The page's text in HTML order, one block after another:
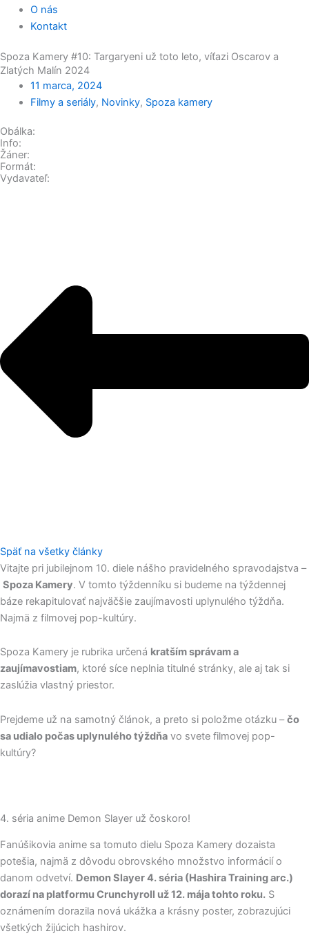
O nás
Kontakt
Spoza Kamery #10: Targaryeni už toto leto, víťazi Oscarov a
Zlatých Malín 2024
11 marca, 2024
Filmy a seriály, Novinky, Spoza kamery
Obálka:
Info:
Žáner:
Formát:
Vydavateľ:
Späť na všetky články
Vitajte pri jubilejnom 10. diele nášho pravidelného spravodajstva –
Spoza Kamery. V tomto týždenníku si budeme na týždennej
báze rekapitulovať najväčšie zaujímavosti uplynulého týždňa.
Najmä z filmovej pop-kultúry.
Spoza Kamery je rubrika určená kratším správam a
zaujímavostiam, ktoré síce neplnia titulné stránky, ale aj tak si
zaslúžia vlastný priestor.
Prejdeme už na samotný článok, a preto si položme otázku –čo
sa udialo počas uplynulého týždňa vo svete filmovej pop-
kultúry?
4. séria anime Demon Slayer už čoskoro!
Fanúšikovia anime sa tomuto dielu Spoza Kamery dozaista
potešia, najmä z dôvodu obrovského množstvo informácií o
danom odvetví. Demon Slayer 4. séria (Hashira Training arc.)
dorazí na platformu Crunchyroll už 12. mája tohto roku. S
oznámením dorazila nová ukážka a krásny poster, zobrazujúci
všetkých žijúcich hashirov.